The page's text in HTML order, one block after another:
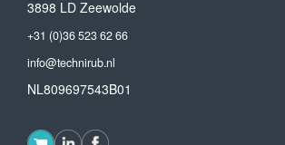
3898 LD Zeewolde
+31 (0)36 523 62 66
info@technirub.nl
NL809697543B01